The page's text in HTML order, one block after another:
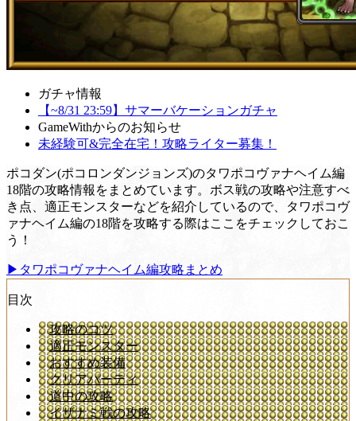
ガチャ情報
【~8/31 23:59】サマーバケーションガチャ
GameWithからのお知らせ
未経験可&完全在宅！攻略ライター募集！
ポコダン(ポコロンダンジョンズ)のタワポコヴァナヘイム編
18階の攻略情報をまとめています。ボス戦の攻略や注意すべ
き点、適正モンスターなどを紹介しているので、タワポコヴ
ァナヘイム編の18階を攻略する際はここをチェックしておこ
う！
▶タワポコヴァナヘイム編攻略まとめ
目次
攻略のコツ
適正モンスター
おすすめ装備
クリアパーティ
道中の攻略
イザナミ戦の攻略